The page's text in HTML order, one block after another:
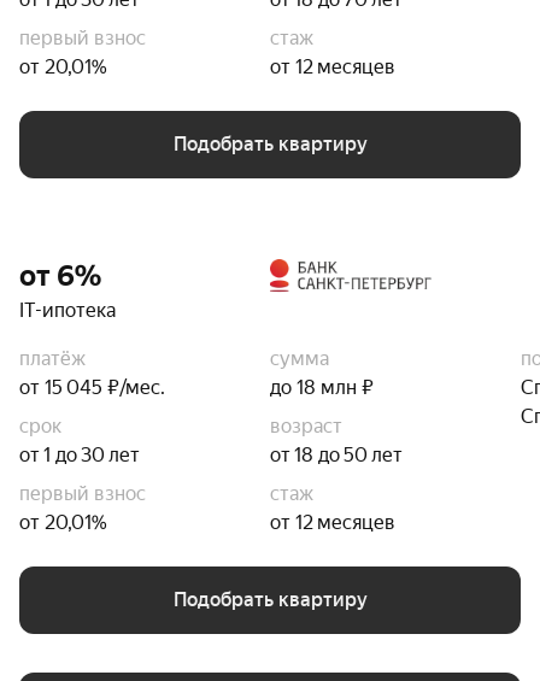
первый взнос
от 20,01%
стаж
от 12 месяцев
Подобрать квартиру
от 6%
IT-ипотека
платёж
от 15 045 ₽/мес.
сумма
до 18 млн ₽
срок
от 1 до 30 лет
возраст
от 18 до 50 лет
первый взнос
от 20,01%
стаж
от 12 месяцев
Подобрать квартиру